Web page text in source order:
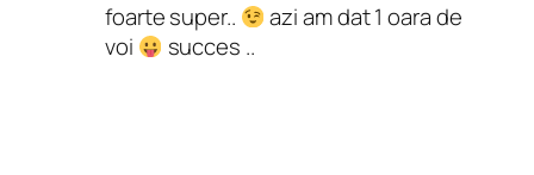
foarte super..
azi am dat 1 oara de
voi
succes ..